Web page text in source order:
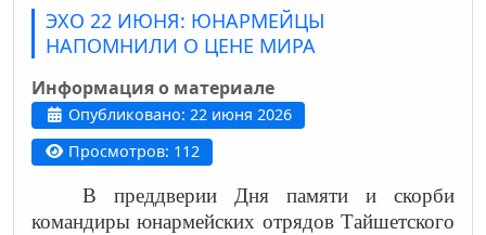
ЭХО 22 ИЮНЯ: ЮНАРМЕЙЦЫ
НАПОМНИЛИ О ЦЕНЕ МИРА
Информация о материале
Опубликовано: 22 июня 2026
Просмотров: 112
В преддверии Дня памяти и скорби
командиры юнармейских отрядов Тайшетского